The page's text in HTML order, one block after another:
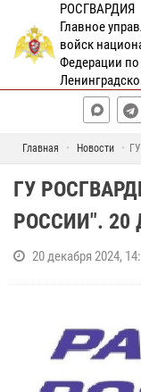
РОСГВАРДИЯ
Главное
войск
Федерации по
Главная Новости
ГУ
РОССИИ". 20
20 декабря 2024,